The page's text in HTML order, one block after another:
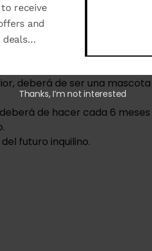
después de haber devuelto la
de desperfectos y cotejado
deberá de ser una mascota
de hacer cada 6 meses
futuro inquilino.
receive
and
deals…
Thanks, I’m not interested